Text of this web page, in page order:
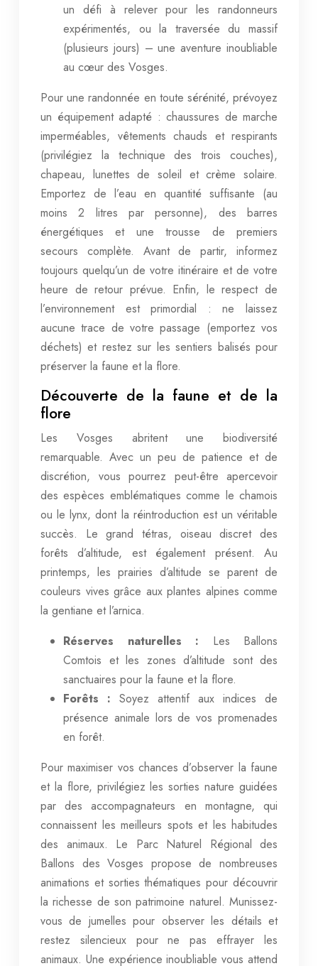
un défi à relever pour les randonneurs
expérimentés, ou la traversée du massif
(plusieurs jours) – une aventure inoubliable
au cœur des Vosges.
Pour une randonnée en toute sérénité, prévoyez
un équipement adapté : chaussures de marche
imperméables, vêtements chauds et respirants
(privilégiez la technique des trois couches),
chapeau, lunettes de soleil et crème solaire.
Emportez de l’eau en quantité suffisante (au
moins 2 litres par personne), des barres
énergétiques et une trousse de premiers
secours complète. Avant de partir, informez
toujours quelqu’un de votre itinéraire et de votre
heure de retour prévue. Enfin, le respect de
l’environnement est primordial : ne laissez
aucune trace de votre passage (emportez vos
déchets) et restez sur les sentiers balisés pour
préserver la faune et la flore.
Découverte de la faune et de la
flore
Les Vosges abritent une biodiversité
remarquable. Avec un peu de patience et de
discrétion, vous pourrez peut-être apercevoir
des espèces emblématiques comme le chamois
ou le lynx, dont la réintroduction est un véritable
succès. Le grand tétras, oiseau discret des
forêts d’altitude, est également présent. Au
printemps, les prairies d’altitude se parent de
couleurs vives grâce aux plantes alpines comme
la gentiane et l’arnica.
Réserves naturelles : Les Ballons
Comtois et les zones d’altitude sont des
sanctuaires pour la faune et la flore.
Forêts : Soyez attentif aux indices de
présence animale lors de vos promenades
en forêt.
Pour maximiser vos chances d’observer la faune
et la flore, privilégiez les sorties nature guidées
par des accompagnateurs en montagne, qui
connaissent les meilleurs spots et les habitudes
des animaux. Le Parc Naturel Régional des
Ballons des Vosges propose de nombreuses
animations et sorties thématiques pour découvrir
la richesse de son patrimoine naturel. Munissez-
vous de jumelles pour observer les détails et
restez silencieux pour ne pas effrayer les
animaux. Une expérience inoubliable vous attend